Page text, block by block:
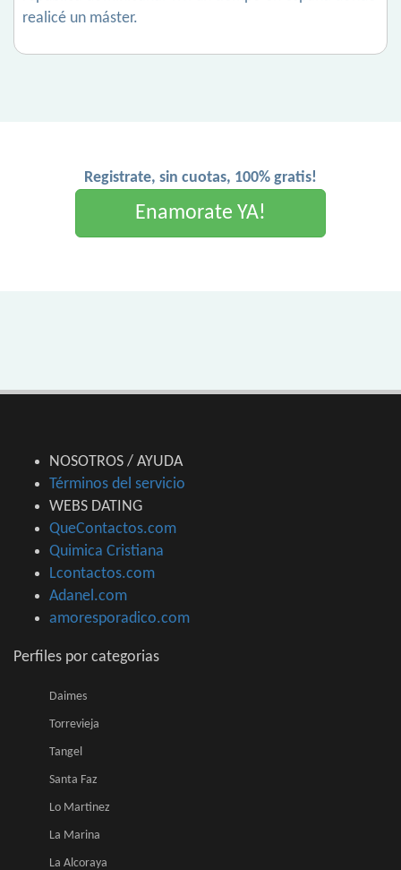
realicé un máster.
Registrate, sin cuotas, 100% gratis!
Enamorate YA!
NOSOTROS / AYUDA
Términos del servicio
WEBS DATING
QueContactos.com
Quimica Cristiana
Lcontactos.com
Adanel.com
amoresporadico.com
Perfiles por categorias
Daimes
Torrevieja
Tangel
Santa Faz
Lo Martinez
La Marina
La Alcoraya